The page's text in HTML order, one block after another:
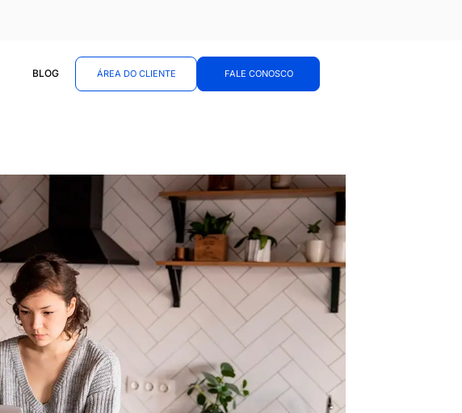
BLOG ÁREA DO CLIENTE FALE CONOSCO